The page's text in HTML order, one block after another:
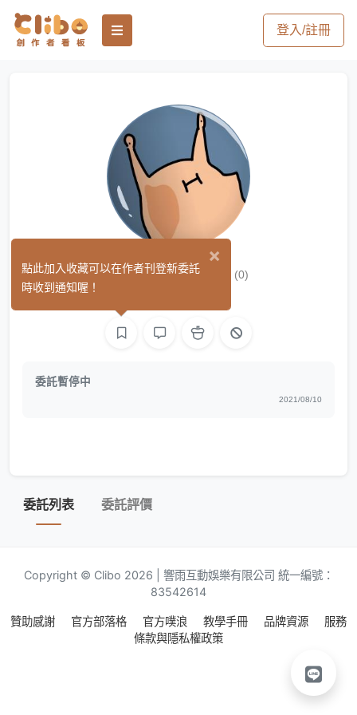
登入/註冊
蛞蝓(●°u°●)​ (0)
委託暫停中
2021/08/10
委託列表 委託評價
Copyright © Clibo 2026 | 響雨互動娛樂有限公司 統一編號：
83542614
贊助感謝 官方部落格 官方噗浪 教學手冊 品牌資源
服務
條款與隱私權政策
×
點此加入收藏可以在作者刊登新委託
時收到通知喔！